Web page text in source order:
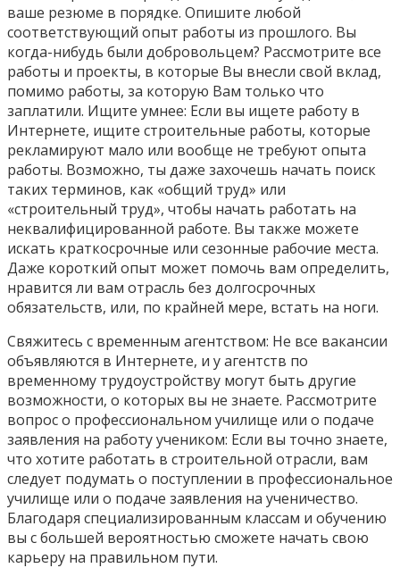
ваше резюме в порядке. Опишите любой
соответствующий опыт работы из прошлого. Вы
когда-нибудь были добровольцем? Рассмотрите все
работы и проекты, в которые Вы внесли свой вклад,
помимо работы, за которую Вам только что
заплатили. Ищите умнее: Если вы ищете работу в
Интернете, ищите строительные работы, которые
рекламируют мало или вообще не требуют опыта
работы. Возможно, ты даже захочешь начать поиск
таких терминов, как «общий труд» или
«строительный труд», чтобы начать работать на
неквалифицированной работе. Вы также можете
искать краткосрочные или сезонные рабочие места.
Даже короткий опыт может помочь вам определить,
нравится ли вам отрасль без долгосрочных
обязательств, или, по крайней мере, встать на ноги.
Свяжитесь с временным агентством: Не все вакансии
объявляются в Интернете, и у агентств по
временному трудоустройству могут быть другие
возможности, о которых вы не знаете. Рассмотрите
вопрос о профессиональном училище или о подаче
заявления на работу учеником: Если вы точно знаете,
что хотите работать в строительной отрасли, вам
следует подумать о поступлении в профессиональное
училище или о подаче заявления на ученичество.
Благодаря специализированным классам и обучению
вы с большей вероятностью сможете начать свою
карьеру на правильном пути.